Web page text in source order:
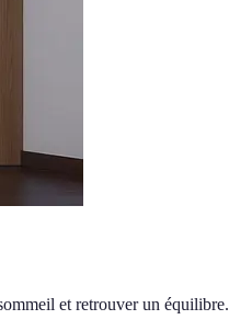
et retrouver un équilibre.